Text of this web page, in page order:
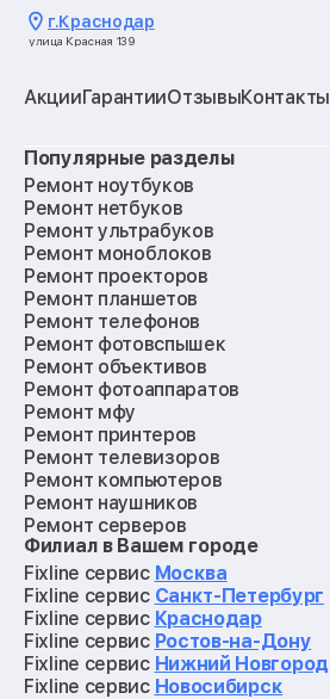
г.Краснодар
улица Красная 139
АкцииГарантииОтзывыКонтакты
Популярные разделы
Ремонт ноутбуков
Ремонт нетбуков
Ремонт ультрабуков
Ремонт моноблоков
Ремонт проекторов
Ремонт планшетов
Ремонт телефонов
Ремонт фотовспышек
Ремонт объективов
Ремонт фотоаппаратов
Ремонт мфу
Ремонт принтеров
Ремонт телевизоров
Ремонт компьютеров
Ремонт наушников
Ремонт серверов
Ремонт мониторов
Ремонт квадрокоптеров
Ремонт электросамокатов
Ремонт материнских плат
Ремонт видеокарт
Ремонт кофемашин
Ремонт vr систем
Филиал в Вашем городе
Fixline сервис Москва
Fixline сервис Санкт-Петербург
Fixline сервис Краснодар
Fixline сервис Ростов-на-Дону
Fixline сервис Нижний Новгород
Fixline сервис Новосибирск